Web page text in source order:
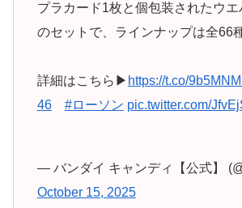
プラカード1枚と個包装されたウエ
のセットで、ラインナップは全66種
詳細はこちら▶ https://t.co/
46
#ローソン pic.twitter.com/
— バンダイ キャンディ【公式】
October 15, 2025